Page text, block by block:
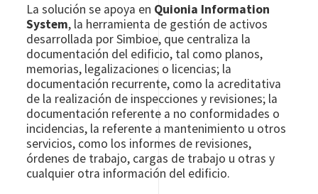
La solución se apoya en Quionia Information
System, la herramienta de gestión de activos
desarrollada por Simbioe, que centraliza la
documentación del edificio, tal como planos,
memorias, legalizaciones o licencias; la
documentación recurrente, como la acreditativa
de la realización de inspecciones y revisiones; la
documentación referente a no conformidades o
incidencias, la referente a mantenimiento u otros
servicios, como los informes de revisiones,
órdenes de trabajo, cargas de trabajo u otras y
cualquier otra información del edificio.